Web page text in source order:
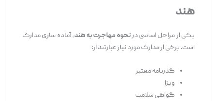
هند
یکی از مراحل اساسی درنحوه مهاجرت به هند، آماده‌ سازی مدارک
است. برخی از مدارک مورد نیاز عبارتند از:
گذرنامه معتبر
ویزا
گواهی سلامت